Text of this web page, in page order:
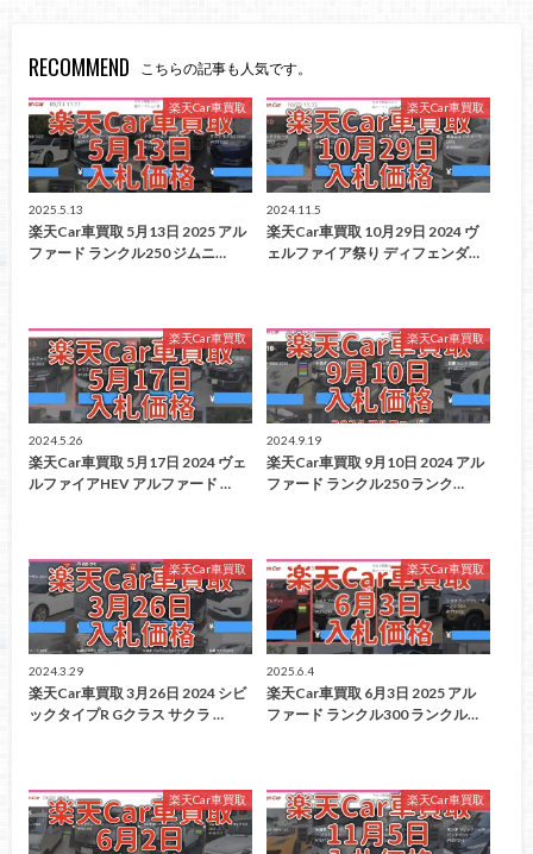
RECOMMEND こちらの記事も人気です。
楽天Car車買取
2025.5.13
楽天Car車買取 5月13日 2025 アル
ファード ランクル250 ジムニ…
楽天Car車買取
2024.11.5
楽天Car車買取 10月29日 2024 ヴ
ェルファイア祭り ディフェンダ…
楽天Car車買取
2024.5.26
楽天Car車買取 5月17日 2024 ヴェ
ルファイアHEV アルファード …
楽天Car車買取
2024.9.19
楽天Car車買取 9月10日 2024 アル
ファード ランクル250 ランク…
楽天Car車買取
2024.3.29
楽天Car車買取 3月26日 2024 シビ
ックタイプR Gクラス サクラ …
楽天Car車買取
2025.6.4
楽天Car車買取 6月3日 2025 アル
ファード ランクル300 ランクル…
楽天Car車買取 楽天Car車買取